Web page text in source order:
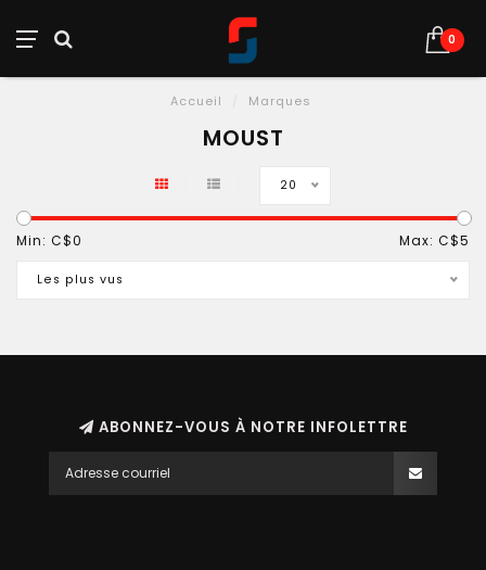
0
Accueil Marques
MOUST
20
Min: C$0 Max: C$5
Les plus vus
ABONNEZ-VOUS À NOTRE INFOLETTRE